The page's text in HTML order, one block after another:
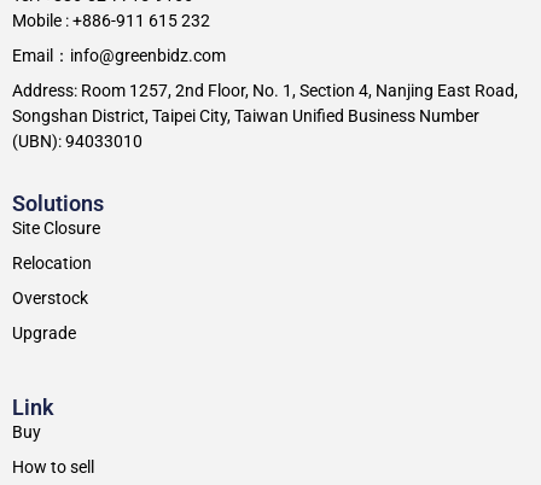
Solutions
Site Closure
Relocation
Overstock
Upgrade
Link
Buy
How to sell
Mobile : +886-911 615 232
Email：info@greenbidz.com
Address: Room 1257, 2nd Floor, No. 1, Section 4, Nanjing East Road,
Songshan District, Taipei City, Taiwan Unified Business Number
(UBN): 94033010